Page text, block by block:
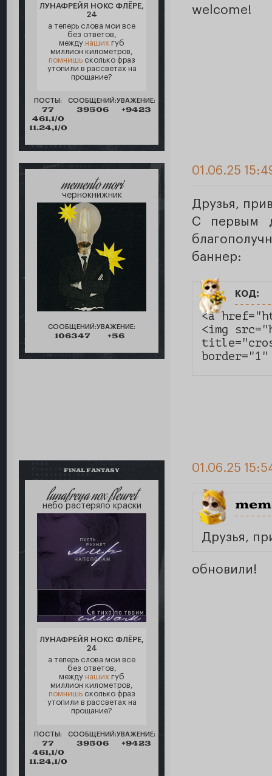
ЛУНАФРЕЙЯ НОКС ФЛЁРЕ,
24
а теперь слова мои все
без ответов,
между наших губ
миллион километров,
помнишьсколько фраз
утопили в рассветах на
прощание?
ПОСТЫ:
77
461,1/0
11.24,1/0
СООБЩЕНИЙ:
39506
УВАЖЕНИЕ:
+9423
welcome!
memento mori
чернокнижник
СООБЩЕНИЙ:
106347
УВАЖЕНИЕ:
+56
01.06.25
Друзья,
С первым
баннер:
код:
<a
<img
FINAL FANTASY
lunafreya nox fleuret
небо растеряло краски
ЛУНАФРЕЙЯ НОКС ФЛЁРЕ,
24
а теперь слова мои все
без ответов,
между наших губ
миллион километров,
помнишьсколько фраз
утопили в рассветах на
прощание?
ПОСТЫ:
77
461,1/0
11.24,1/0
СООБЩЕНИЙ:
39506
УВАЖЕНИЕ:
+9423
01.06.25
Друзья,
обновили!